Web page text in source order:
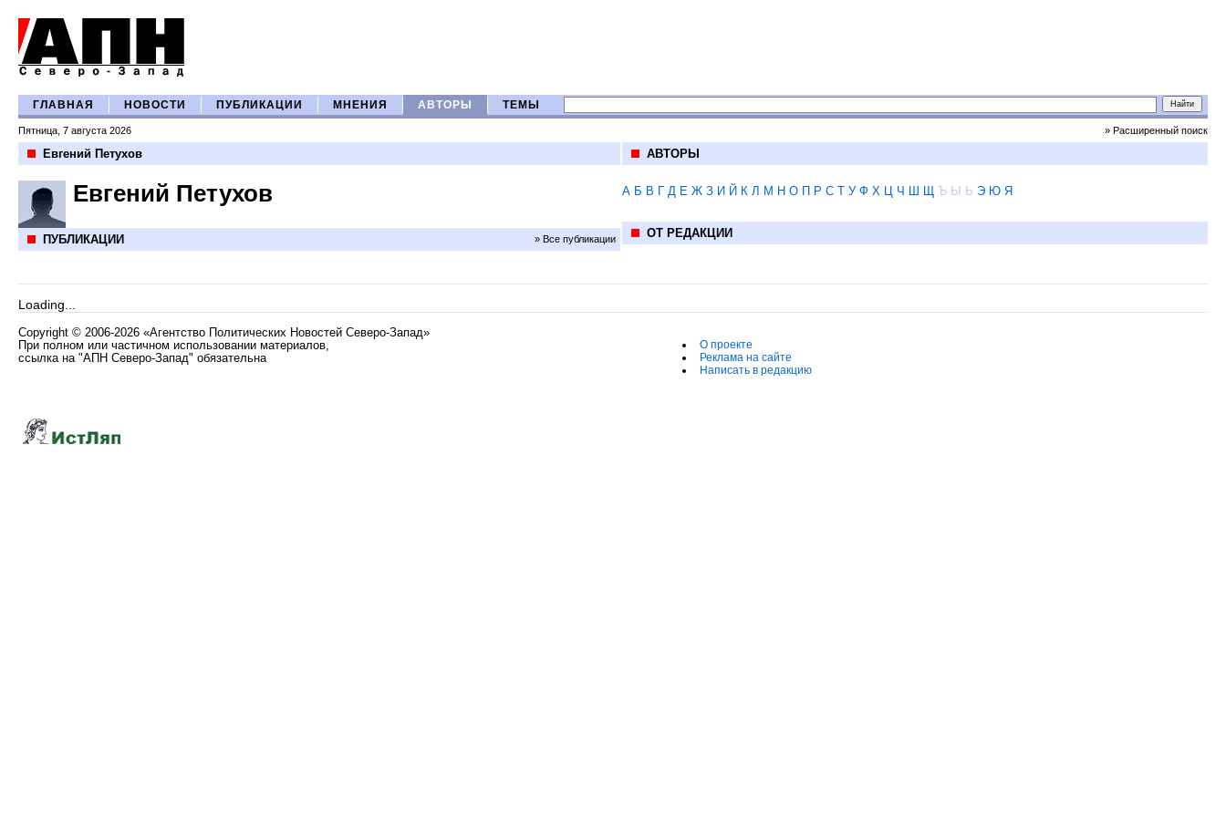
ГЛАВНАЯ НОВОСТИ ПУБЛИКАЦИИ МНЕНИЯ АВТОРЫ ТЕМЫ
Пятница, 7 августа 2026 » Расширенный поиск
Евгений Петухов
Евгений Петухов
ПУБЛИКАЦИИ » Все публикации
АВТОРЫ
А Б В Г Д Е Ж З И Й К Л М Н О П Р С Т У Ф Х Ц Ч Ш Щ Ъ Ы Ь Э Ю Я
ОТ РЕДАКЦИИ
Loading...
Copyright © 2006-2026 «Агентство Политических Новостей Северо-Запад»
При полном или частичном использовании материалов,
ссылка на "АПН Северо-Запад" обязательна
О проекте
Реклама на сайте
Написать в редакцию